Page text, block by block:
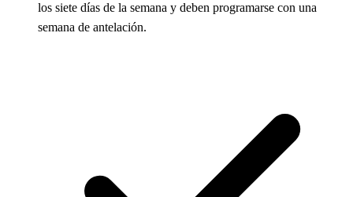
los siete días de la semana y deben programarse con una
semana de antelación.